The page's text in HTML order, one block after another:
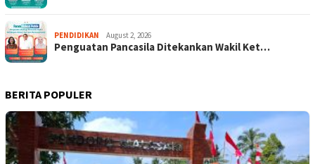
PENDIDIKAN August 2, 2026
Penguatan Pancasila Ditekankan Wakil Ket…
BERITA POPULER